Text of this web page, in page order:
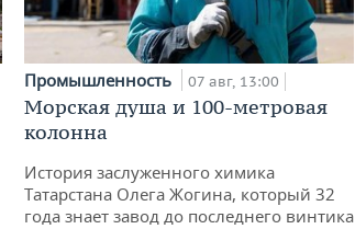
Промышленность 07 авг, 13:00
Морская душа и 100-метровая
колонна
История заслуженного химика
Татарстана Олега Жогина, который 32
года знает завод до последнего винтика